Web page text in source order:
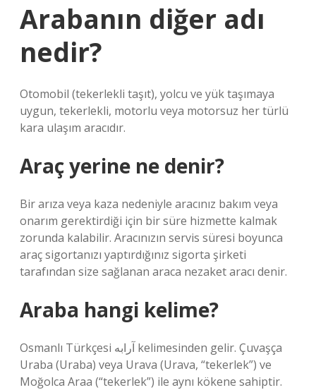
Arabanın diğer adı
nedir?
Otomobil (tekerlekli taşıt), yolcu ve yük taşımaya
uygun, tekerlekli, motorlu veya motorsuz her türlü
kara ulaşım aracıdır.
Araç yerine ne denir?
Bir arıza veya kaza nedeniyle aracınız bakım veya
onarım gerektirdiği için bir süre hizmette kalmak
zorunda kalabilir. Aracınızın servis süresi boyunca
araç sigortanızı yaptırdığınız sigorta şirketi
tarafından size sağlanan araca nezaket aracı denir.
Araba hangi kelime?
Osmanlı Türkçesi آرابه‎ kelimesinden gelir. Çuvaşça
Uraba (Uraba) veya Urava (Urava, “tekerlek”) ve
Moğolca Araa (“tekerlek”) ile aynı kökene sahiptir.